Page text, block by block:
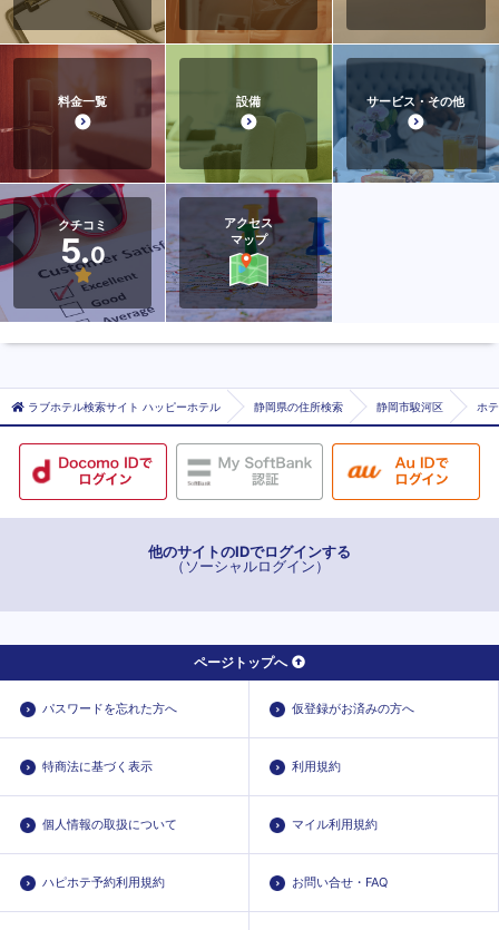
料金一覧 設備 サービス・その他
クチコミ
5.0
アクセス
マップ
ラブホテル検索サイト ハッピーホテル 静岡県の住所検索 静岡市駿河区 ホ
他のサイトのIDでログインする
（ソーシャルログイン）
ページトップへ
パスワードを忘れた方へ 仮登録がお済みの方へ
特商法に基づく表示 利用規約
個人情報の取扱について マイル利用規約
ハピホテ予約利用規約 お問い合せ・FAQ